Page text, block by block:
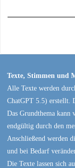
Texte, Stimmen und
Alle Texte werden
ChatGPT 5.5) erstellt.
Das Grundthema kann
endgültig durch den
Anschließend werden
und bei Bedarf
Die Texte lassen sich